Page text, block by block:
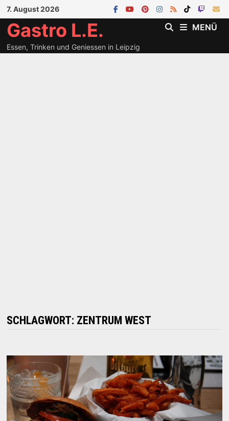
Zum
Inhalt
springen
7. August 2026
Gastro L.E.
Essen, Trinken und Geniessen in Leipzig
MENÜ
SCHLAGWORT: ZENTRUM WEST